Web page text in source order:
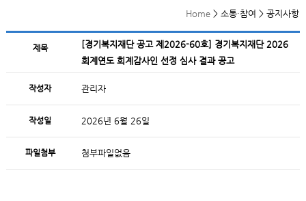
Home > 소통·참여 > 공지사항
제목
[경기복지재단 공고 제2026-60호] 경기복지재단 2026
회계연도 회계감사인 선정 심사 결과 공고
작성자 관리자
작성일 2026년 6월 26일
파일첨부 첨부파일없음